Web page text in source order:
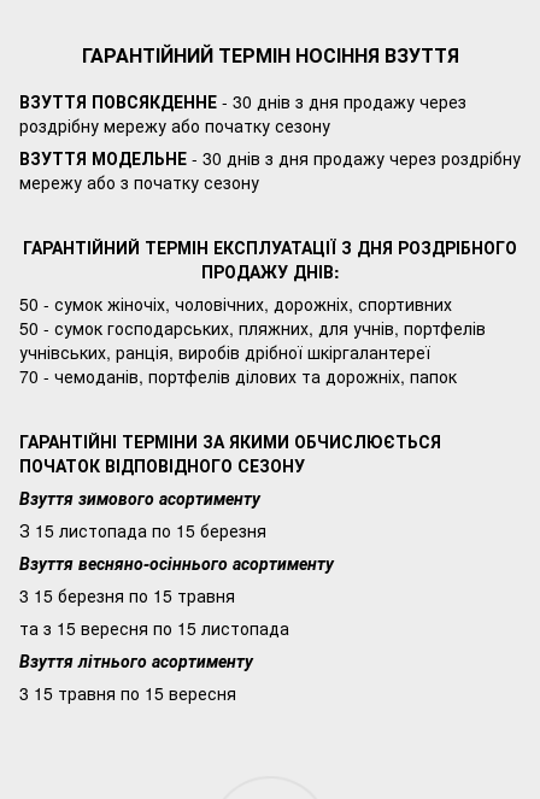
ГАРАНТІЙНИЙ ТЕРМІН НОСІННЯ ВЗУТТЯ
ВЗУТТЯ ПОВСЯКДЕННЕ - 30 днів з дня продажу через
роздрібну мережу або початку сезону
ВЗУТТЯ МОДЕЛЬНЕ - 30 днів з дня продажу через роздрібну
мережу або з початку сезону
ГАРАНТІЙНИЙ ТЕРМІН ЕКСПЛУАТАЦІЇ З ДНЯ РОЗДРІБНОГО
ПРОДАЖУ ДНІВ:
50 - сумок жіночіх, чоловічних, дорожніх, спортивних
50 - сумок господарських, пляжних, для учнів, портфелів
учнівських, ранція, виробів дрібної шкіргалантереї
70 - чемоданів, портфелів ділових та дорожніх, папок
ГАРАНТІЙНІ ТЕРМІНИ ЗА ЯКИМИ ОБЧИСЛЮЄТЬСЯ
ПОЧАТОК ВІДПОВІДНОГО СЕЗОНУ
Взуття зимового асортименту
З 15 листопада по 15 березня
Взуття весняно-осіннього асортименту
3 15 березня по 15 травня
та з 15 вересня по 15 листопада
Взуття літнього асортименту
3 15 травня по 15 вересня